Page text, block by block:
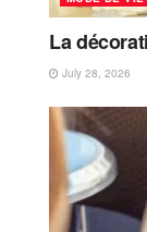
La
July 28, 2026